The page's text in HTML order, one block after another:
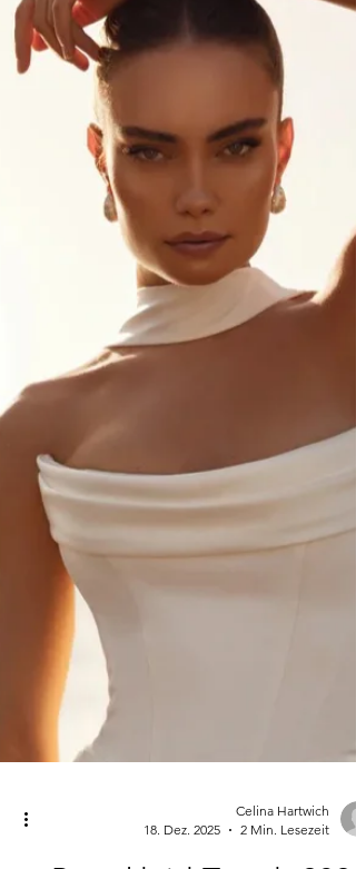
damit genauso besonders sein wie
klassisches